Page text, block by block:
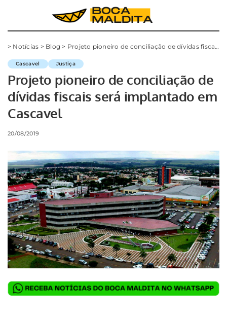
> Notícias > Blog > Projeto pioneiro de conciliação de dívidas fiscais será implantado em Cascavel
Cascavel Justiça
Projeto pioneiro de conciliação de
dívidas fiscais será implantado em
Cascavel
20/08/2019